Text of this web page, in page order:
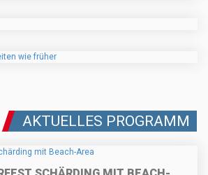
AKTUELLES PROGRAMM